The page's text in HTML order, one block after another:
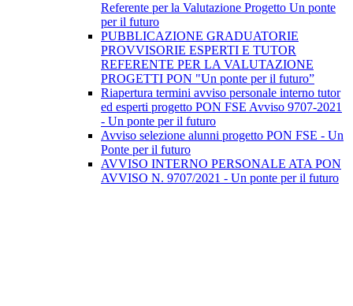
Referente per la Valutazione Progetto Un ponte
per il futuro
PUBBLICAZIONE GRADUATORIE
PROVVISORIE ESPERTI E TUTOR
REFERENTE PER LA VALUTAZIONE
PROGETTI PON "Un ponte per il futuro”
Riapertura termini avviso personale interno tutor
ed esperti progetto PON FSE Avviso 9707-2021
- Un ponte per il futuro
Avviso selezione alunni progetto PON FSE - Un
Ponte per il futuro
AVVISO INTERNO PERSONALE ATA PON
AVVISO N. 9707/2021 - Un ponte per il futuro